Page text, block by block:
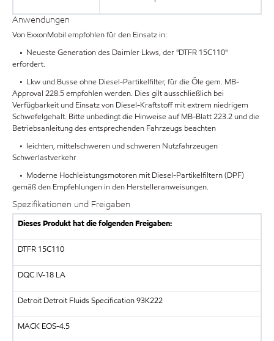
Anwendungen
Von ExxonMobil empfohlen für den Einsatz in:
• Neueste Generation des Daimler Lkws, der "DTFR 15C110"
erfordert.
• Lkw und Busse ohne Diesel-Partikelfilter, für die Öle gem. MB-
Approval 228.5 empfohlen werden. Dies gilt ausschließlich bei
Verfügbarkeit und Einsatz von Diesel-Kraftstoff mit extrem niedrigem
Schwefelgehalt. Bitte unbedingt die Hinweise auf MB-Blatt 223.2 und die
Betriebsanleitung des entsprechenden Fahrzeugs beachten
• leichten, mittelschweren und schweren Nutzfahrzeugen
Schwerlastverkehr
• Moderne Hochleistungsmotoren mit Diesel-Partikelfiltern (DPF)
gemäß den Empfehlungen in den Herstelleranweisungen.
Spezifikationen und Freigaben
Dieses Produkt hat die folgenden Freigaben:
DTFR 15C110
DQC IV-18 LA
Detroit Detroit Fluids Specification 93K222
MACK EOS-4.5